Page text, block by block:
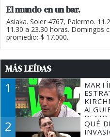
El mundo en un bar.
Asiaka. Soler 4767, Palermo.
11.30 a 23.30 horas. Domingos
promedio: $ 17.000.
MÁS LEÍDAS
1
DECIR
TIENE
2
QUÉ